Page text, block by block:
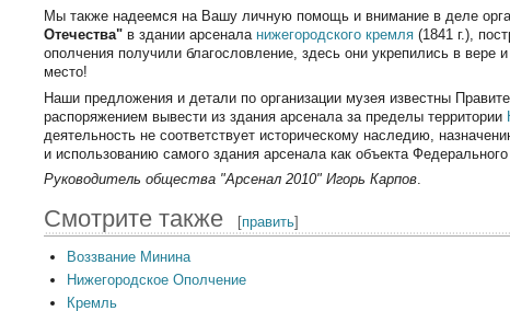
Мы также надеемся на Вашу личную помощь и внимание в деле
Отечества" в здании арсенала нижегородского кремля (1841 г.),
ополчения получили благословление, здесь они укрепились в
место!
Наши предложения и детали по организации музея известны
распоряжением вывести из здания арсенала за пределы территории
деятельность не соответствует историческому наследию,
и использованию самого здания арсенала как объекта Федерального
Руководитель общества "Арсенал 2010" Игорь Карпов.
Смотрите также [править]
Воззвание Минина
Нижегородское Ополчение
Кремль